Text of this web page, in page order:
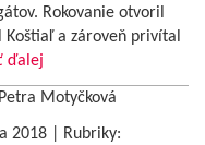
Rokovanie otvoril
a zároveň privítal
ďalej
Motyčková
2018
Rubriky: